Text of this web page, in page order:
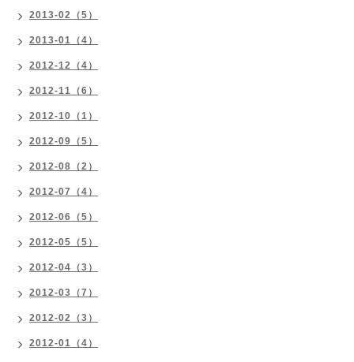
2013-02（5）
2013-01（4）
2012-12（4）
2012-11（6）
2012-10（1）
2012-09（5）
2012-08（2）
2012-07（4）
2012-06（5）
2012-05（5）
2012-04（3）
2012-03（7）
2012-02（3）
2012-01（4）